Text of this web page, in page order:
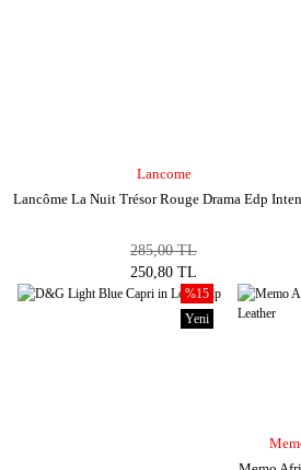
Lancome
Lancôme La Nuit Trésor Rouge Drama Edp
285,00 TL
250,80 TL
%15
Yeni